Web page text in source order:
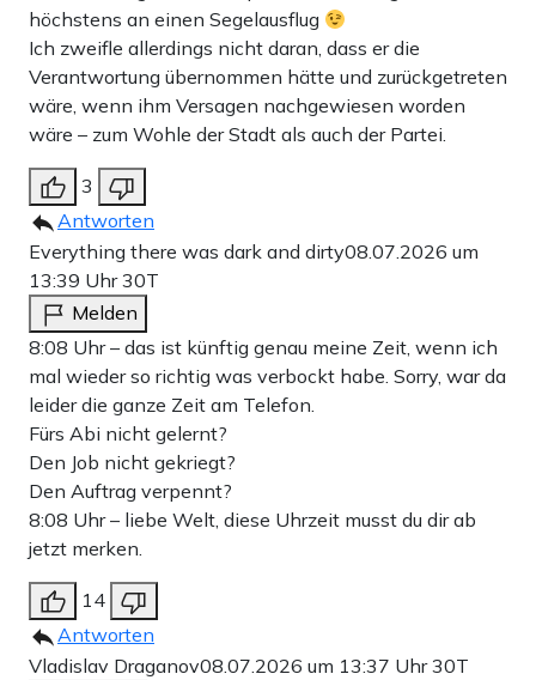
höchstens an einen Segelausflug
Ich zweifle allerdings nicht daran, dass er die
Verantwortung übernommen hätte und zurückgetreten
wäre, wenn ihm Versagen nachgewiesen worden
wäre – zum Wohle der Stadt als auch der Partei.
3
Antworten
Everything there was dark and dirty08.07.2026 um
13:39 Uhr30T
Melden
8:08 Uhr – das ist künftig genau meine Zeit, wenn ich
mal wieder so richtig was verbockt habe. Sorry, war da
leider die ganze Zeit am Telefon.
Fürs Abi nicht gelernt?
Den Job nicht gekriegt?
Den Auftrag verpennt?
8:08 Uhr – liebe Welt, diese Uhrzeit musst du dir ab
jetzt merken.
14
Antworten
Vladislav Draganov08.07.2026 um 13:37 Uhr30T